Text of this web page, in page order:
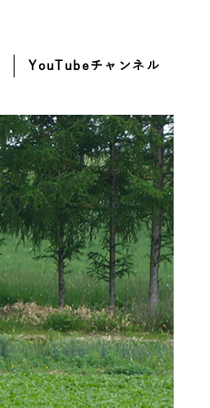
YouTubeチャンネル